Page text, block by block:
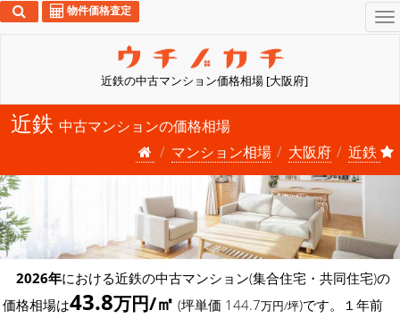
近鉄の中古マンション価格相場 [大阪府]
物件価格査定
近鉄 中古マンションの価格相場
マンション相場
大阪府 近鉄
2026年における近鉄の中古マンション(集合住宅・共同住宅)の
価格相場は43.8万円/㎡ (坪単価 144.7万円/坪)です。１年前